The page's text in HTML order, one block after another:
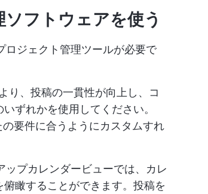
フトウェアを使う
ジェクト管理ツールが必要で
り、投稿の一貫性が向上し、コ
ずれかを使用してください。
要件に合うようにカスタムすれ
ップカレンダービューでは、カレ
瞰することができます。投稿を